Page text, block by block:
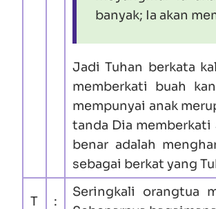
banyak; Ia akan
Jadi Tuhan berkata
memberkati buah
mempunyai anak
tanda Dia
benar adalah
sebagai berkat yang
T :
Seringkali orangtua